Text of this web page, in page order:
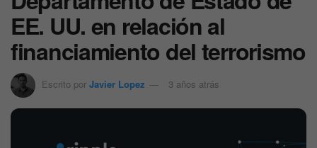
EE. UU. en relación al
financiamiento del terrorismo
Escrito por Javier Lopez 3 años atrás